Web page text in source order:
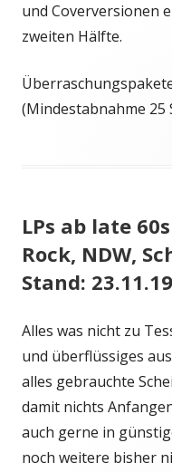
und Coverversionen
zweiten Hälfte.
(Mindestabnahme 25
LPs ab late
Rock, NDW,
Stand: 23.11.19
Alles was nicht zu
und überflüssiges
alles gebrauchte
damit nichts
auch gerne in
noch weitere bisher